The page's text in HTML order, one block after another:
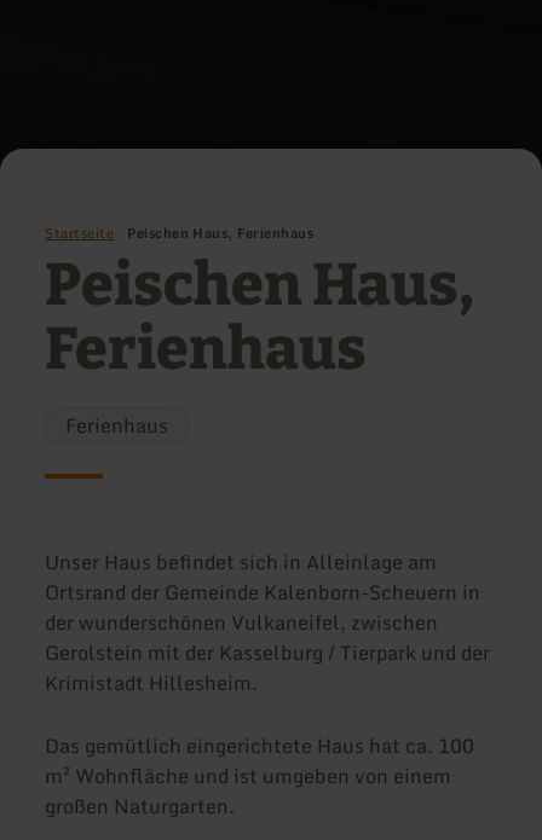
Startseite Peischen Haus, Ferienhaus
Peischen Haus,
Ferienhaus
Ferienhaus
Unser Haus befindet sich in Alleinlage am
Ortsrand der Gemeinde Kalenborn-Scheuern in
der wunderschönen Vulkaneifel, zwischen
Gerolstein mit der Kasselburg / Tierpark und der
Krimistadt Hillesheim.
Das gemütlich eingerichtete Haus hat ca. 100
m² Wohnfläche und ist umgeben von einem
großen Naturgarten.